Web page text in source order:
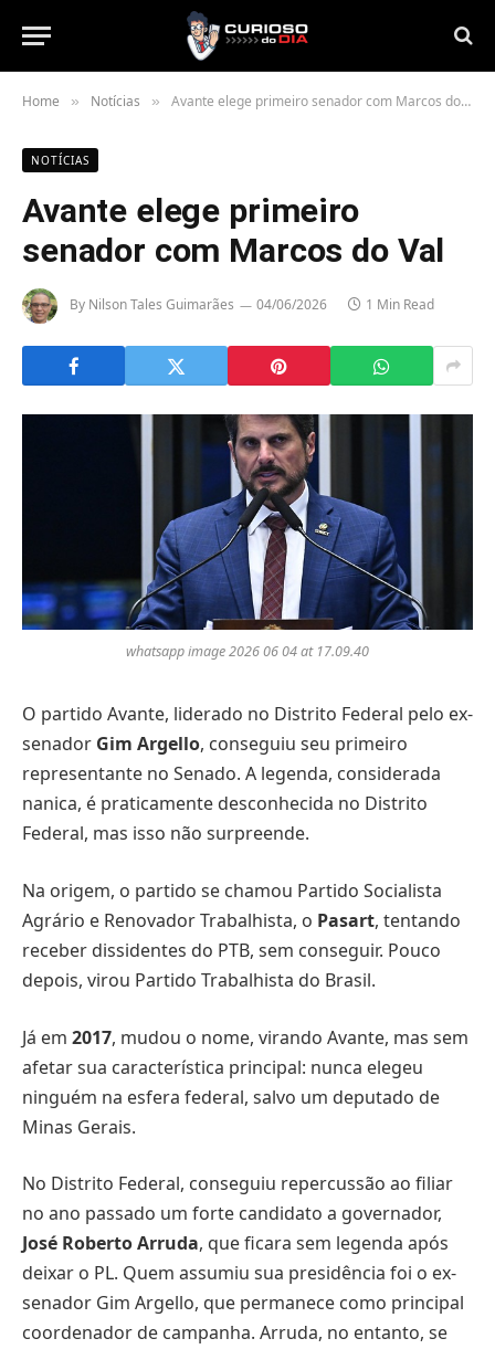
Home » Notícias » Avante elege primeiro senador com Marcos do Val
NOTÍCIAS
Avante elege primeiro
senador com Marcos do Val
By Nilson Tales Guimarães 04/06/2026 1 Min Read
whatsapp image 2026 06 04 at 17.09.40
O partido Avante, liderado no Distrito Federal pelo ex-
senador Gim Argello, conseguiu seu primeiro
representante no Senado. A legenda, considerada
nanica, é praticamente desconhecida no Distrito
Federal, mas isso não surpreende.
Na origem, o partido se chamou Partido Socialista
Agrário e Renovador Trabalhista, o Pasart, tentando
receber dissidentes do PTB, sem conseguir. Pouco
depois, virou Partido Trabalhista do Brasil.
Já em 2017, mudou o nome, virando Avante, mas sem
afetar sua característica principal: nunca elegeu
ninguém na esfera federal, salvo um deputado de
Minas Gerais.
No Distrito Federal, conseguiu repercussão ao filiar
no ano passado um forte candidato a governador,
José Roberto Arruda, que ficara sem legenda após
deixar o PL. Quem assumiu sua presidência foi o ex-
senador Gim Argello, que permanece como principal
coordenador de campanha. Arruda, no entanto, se